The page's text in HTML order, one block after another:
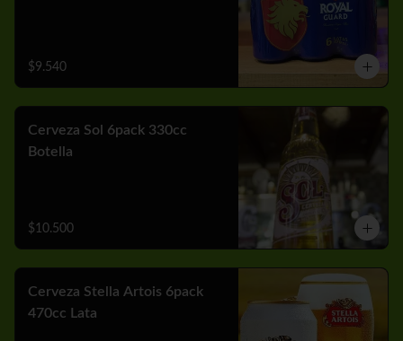
$9.540
Cerveza Sol 6pack 330cc
Botella
$10.500
Cerveza Stella Artois 6pack
470cc Lata